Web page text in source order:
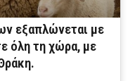
εξαπλώνεται με
όλη τη χώρα, με